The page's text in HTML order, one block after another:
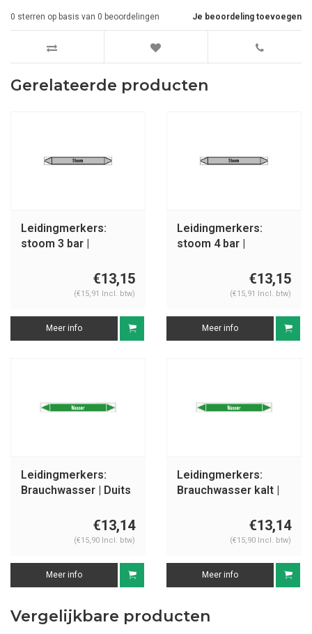
Je beoordeling toevoegen
0 sterren op basis van 0 beoordelingen
Gerelateerde producten
Leidingmerkers:
stoom 3 bar |
€13,15
(€15,91 Incl. btw)
Meer info
Leidingmerkers:
stoom 4 bar |
€13,15
(€15,91 Incl. btw)
Meer info
Leidingmerkers:
Brauchwasser | Duits
€13,14
(€15,90 Incl. btw)
Meer info
Leidingmerkers:
Brauchwasser kalt |
€13,14
(€15,90 Incl. btw)
Meer info
Vergelijkbare producten